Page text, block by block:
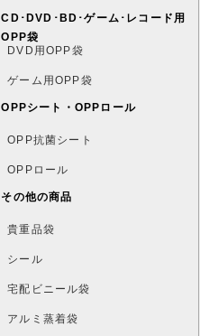
CD･DVD･BD･ゲーム･レコード用
OPP袋
DVD用OPP袋
ゲーム用OPP袋
OPPシート・OPPロール
OPP抗菌シート
OPPロール
その他の商品
貴重品袋
シール
宅配ビニール袋
アルミ蒸着袋